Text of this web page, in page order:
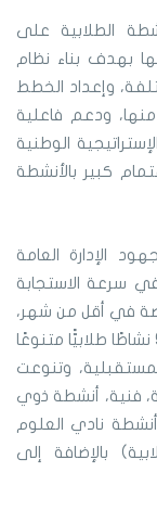
الطلابية على
بهدف بناء نظام
وإعداد الخطط
ودعم فاعلية
الوطنية
والبحث العلمي 2030 من اهتمام كبير بالأنشطة
الإدارة العامة
سرعة الاستجابة
في أقل من شهر،
مشيرًا إلى أنه تم مشاركة 24 جامعة في 9135 نشاطًا طلابيًّا متنوعًا
وتنوعت
فنية، أنشطة ذوي
أنشطة نادي العلوم
بالإضافة إلى